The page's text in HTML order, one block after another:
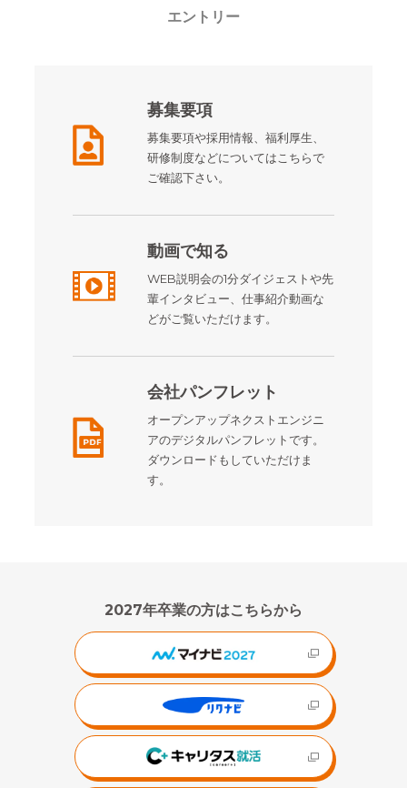
エントリー
募集要項
募集要項や採用情報、福利厚生、
研修制度などについてはこちらで
ご確認下さい。
動画で知る
WEB説明会の1分ダイジェストや先
輩インタビュー、仕事紹介動画な
どがご覧いただけます。
会社パンフレット
オープンアップネクストエンジニ
アのデジタルパンフレットです。
ダウンロードもしていただけま
す。
2027年卒業の方はこちらから